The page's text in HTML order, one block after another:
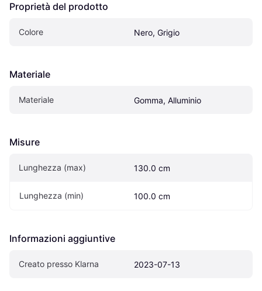
Proprietà del prodotto
Colore Nero, Grigio
Materiale
Materiale Gomma, Alluminio
Misure
Lunghezza (max) 130.0 cm
Lunghezza (min) 100.0 cm
Informazioni aggiuntive
Creato presso Klarna 2023-07-13